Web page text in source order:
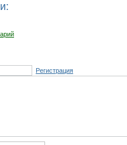
Регистрация